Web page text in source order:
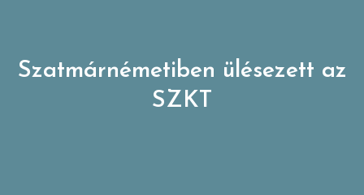
Szatmárnémetiben ülésezett az
SZKT